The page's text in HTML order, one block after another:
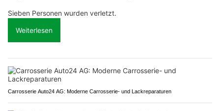
Sieben Personen wurden verletzt.
Weiterlesen
Carrosserie Auto24 AG: Moderne Carrosserie- und Lackreparaturen